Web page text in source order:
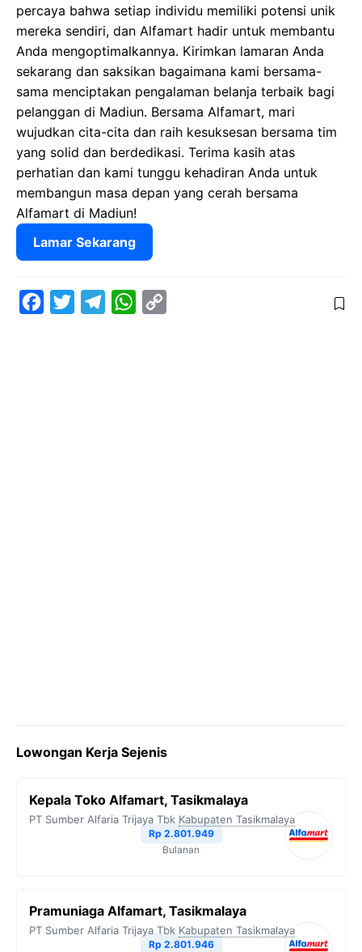
percaya bahwa setiap individu memiliki potensi unik
mereka sendiri, dan Alfamart hadir untuk membantu
Anda mengoptimalkannya. Kirimkan lamaran Anda
sekarang dan saksikan bagaimana kami bersama-
sama menciptakan pengalaman belanja terbaik bagi
pelanggan di Madiun. Bersama Alfamart, mari
wujudkan cita-cita dan raih kesuksesan bersama tim
yang solid dan berdedikasi. Terima kasih atas
perhatian dan kami tunggu kehadiran Anda untuk
membangun masa depan yang cerah bersama
Alfamart di Madiun!
Lamar Sekarang
W
Lowongan Kerja Sejenis
Kepala Toko Alfamart, Tasikmalaya
PT Sumber Alfaria Trijaya Tbk Kabupaten Tasikmalaya
Rp 2.801.949
Bulanan
Pramuniaga Alfamart, Tasikmalaya
PT Sumber Alfaria Trijaya Tbk Kabupaten Tasikmalaya
Rp 2.801.946